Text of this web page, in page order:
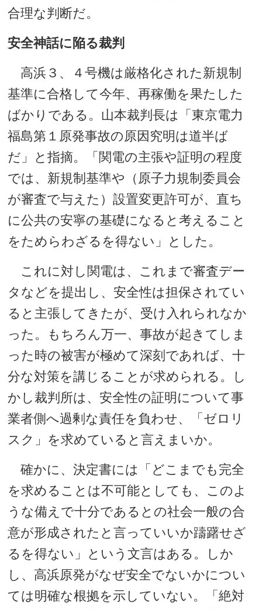
合理な判断だ。
安全神話に陥る裁判
高浜３、４号機は厳格化された新規制
基準に合格して今年、再稼働を果たした
ばかりである。山本裁判長は「東京電力
福島第１原発事故の原因究明は道半ば
だ」と指摘。「関電の主張や証明の程度
では、新規制基準や（原子力規制委員会
が審査で与えた）設置変更許可が、直ち
に公共の安寧の基礎になると考えること
をためらわざるを得ない」とした。
これに対し関電は、これまで審査デー
タなどを提出し、安全性は担保されてい
ると主張してきたが、受け入れられなか
った。もちろん万一、事故が起きてしま
った時の被害が極めて深刻であれば、十
分な対策を講じることが求められる。し
かし裁判所は、安全性の証明について事
業者側へ過剰な責任を負わせ、「ゼロリ
スク」を求めていると言えまいか。
確かに、決定書には「どこまでも完全
を求めることは不可能としても、このよ
うな備えで十分であるとの社会一般の合
意が形成されたと言っていいか躊躇せざ
るを得ない」という文言はある。しか
し、高浜原発がなぜ安全でないかについ
ては明確な根拠を示していない。「絶対